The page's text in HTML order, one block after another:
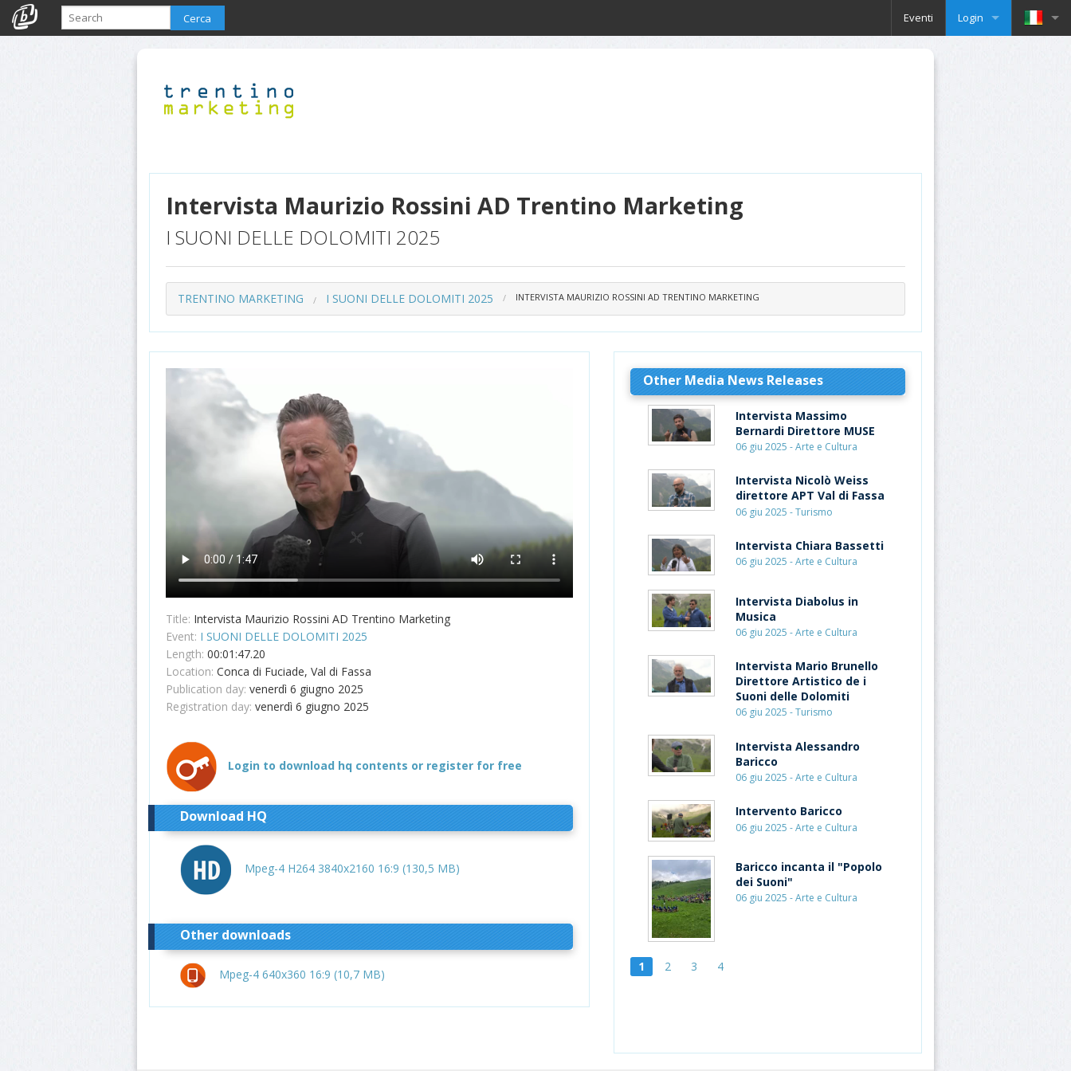
Cerca Eventi Login
Intervista Maurizio Rossini AD Trentino Marketing
I SUONI DELLE DOLOMITI 2025
TRENTINO MARKETING I SUONI DELLE DOLOMITI 2025 INTERVISTA MAURIZIO ROSSINI AD TRENTINO MARKETING
Title: Intervista Maurizio Rossini AD Trentino Marketing
Event: I SUONI DELLE DOLOMITI 2025
Length: 00:01:47.20
Location: Conca di Fuciade, Val di Fassa
Publication day: venerdì 6 giugno 2025
Registration day: venerdì 6 giugno 2025
Login to download hq contents or register for free
Download HQ
Mpeg-4 H264 3840x2160 16:9 (130,5 MB)
Other downloads
Mpeg-4 640x360 16:9 (10,7 MB)
Other Media News Releases
Intervista Massimo
Bernardi Direttore MUSE
06 giu 2025 - Arte e Cultura
Intervista Nicolò Weiss
direttore APT Val di Fassa
06 giu 2025 - Turismo
Intervista Chiara Bassetti
06 giu 2025 - Arte e Cultura
Intervista Diabolus in
Musica
06 giu 2025 - Arte e Cultura
Intervista Mario Brunello
Direttore Artistico de i
Suoni delle Dolomiti
06 giu 2025 - Turismo
Intervista Alessandro
Baricco
06 giu 2025 - Arte e Cultura
Intervento Baricco
06 giu 2025 - Arte e Cultura
Baricco incanta il "Popolo
dei Suoni"
06 giu 2025 - Arte e Cultura
1 2 3 4